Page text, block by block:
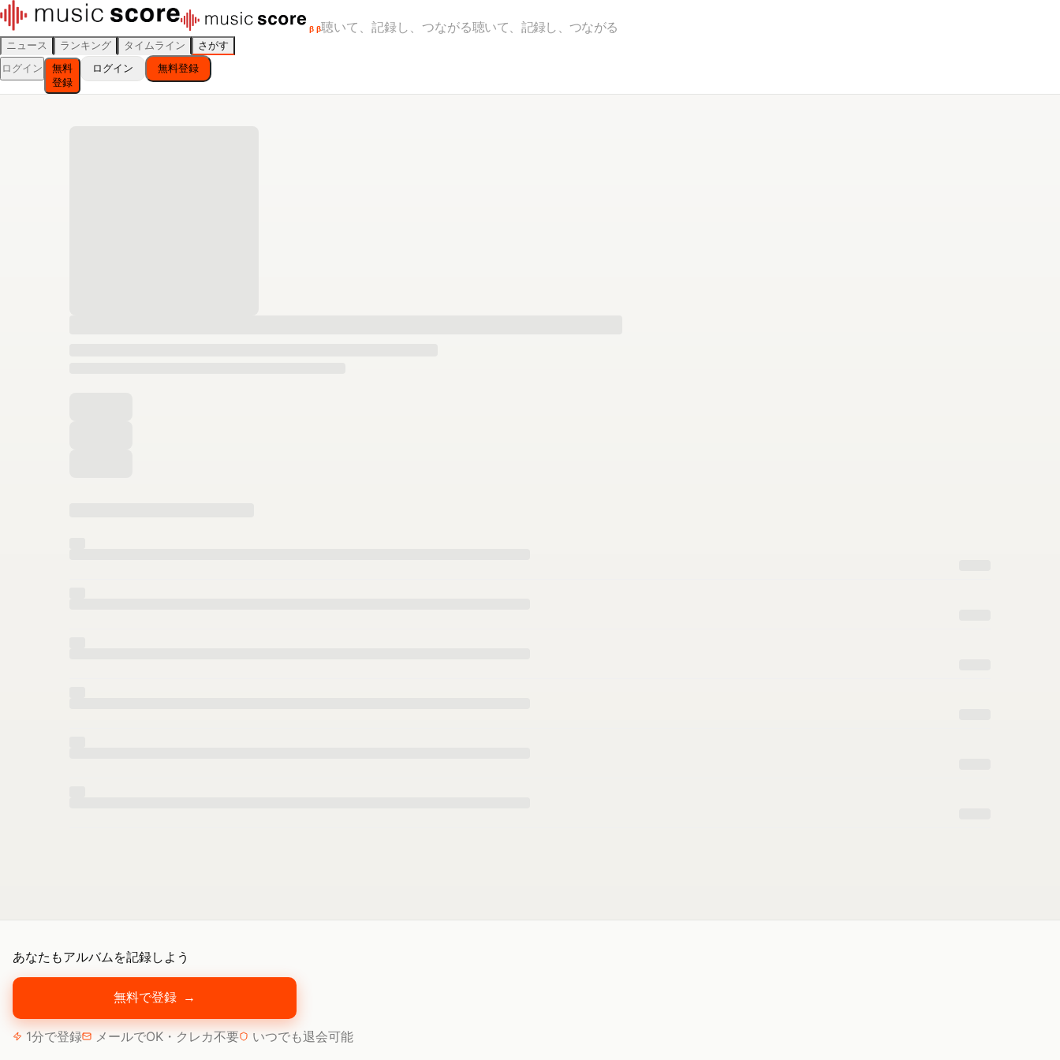
β β聴いて、記録し、つながる聴いて、記録し、つながる
ニュース ランキング タイムライン
さがす
ログイン
無料
登録
ログイン 無料登録
あなたもアルバムを記録しよう
無料で登録 →
1分で登録 メールでOK・クレカ不要 いつでも退会可能